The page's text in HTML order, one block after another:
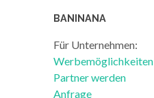
BANINANA
Für Unternehmen:
Werbemöglichkeiten
Partner werden
Anfrage